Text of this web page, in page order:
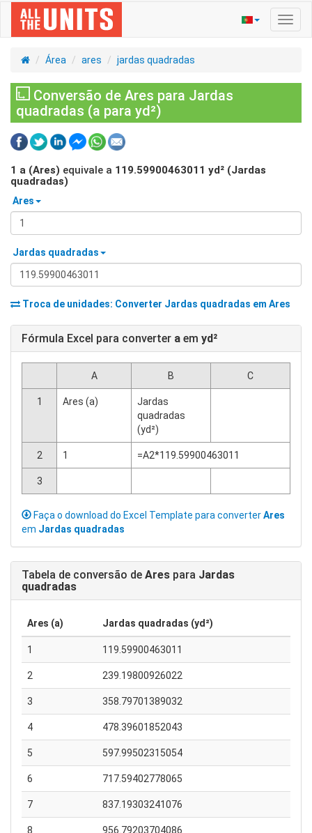
Área ares jardas quadradas
Conversão de Ares para Jardas
quadradas (a para yd²)
1 a (Ares) equivale a 119.59900463011 yd² (Jardas
quadradas)
Ares
Jardas quadradas
Troca de unidades: Converter Jardas quadradas em Ares
Fórmula Excel para converter a em yd²
A B C
1 Ares (a)
Jardas
quadradas
(yd²)
2 1 =A2*119.59900463011
3
Faça o download do Excel Template para converterAres
em Jardas quadradas
Tabela de conversão de Ares para Jardas
quadradas
Ares (a) Jardas quadradas (yd²)
1 119.59900463011
2 239.19800926022
3 358.79701389032
4 478.39601852043
5 597.99502315054
6 717.59402778065
7 837.19303241076
8 956.79203704086